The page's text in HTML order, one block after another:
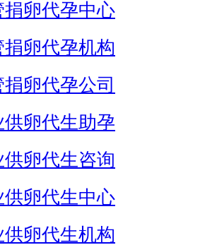
捐卵代孕中心
捐卵代孕机构
卵代孕公司
供卵代生助孕
供卵代生咨询
供卵代生中心
供卵代生机构